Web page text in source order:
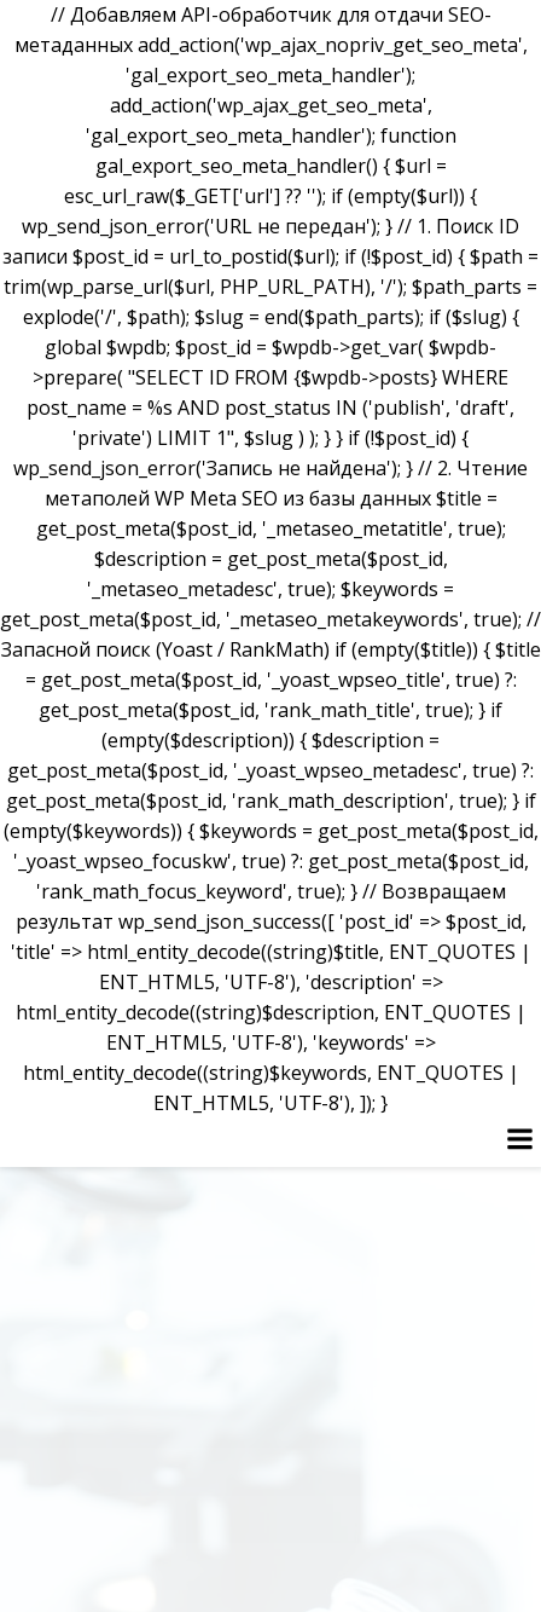
// Добавляем API-обработчик для отдачи SEO-
метаданных add_action('wp_ajax_nopriv_get_seo_meta',
'gal_export_seo_meta_handler');
add_action('wp_ajax_get_seo_meta',
'gal_export_seo_meta_handler'); function
gal_export_seo_meta_handler() { $url =
esc_url_raw($_GET['url'] ?? ''); if (empty($url)) {
wp_send_json_error('URL не передан'); } // 1. Поиск ID
записи $post_id = url_to_postid($url); if (!$post_id) { $path =
trim(wp_parse_url($url, PHP_URL_PATH), '/'); $path_parts =
explode('/', $path); $slug = end($path_parts); if ($slug) {
global $wpdb; $post_id = $wpdb->get_var( $wpdb-
>prepare( "SELECT ID FROM {$wpdb->posts} WHERE
post_name = %s AND post_status IN ('publish', 'draft',
'private') LIMIT 1", $slug ) ); } } if (!$post_id) {
wp_send_json_error('Запись не найдена'); } // 2. Чтение
метаполей WP Meta SEO из базы данных $title =
get_post_meta($post_id, '_metaseo_metatitle', true);
$description = get_post_meta($post_id,
'_metaseo_metadesc', true); $keywords =
get_post_meta($post_id, '_metaseo_metakeywords', true); //
Запасной поиск (Yoast / RankMath) if (empty($title)) { $title
= get_post_meta($post_id, '_yoast_wpseo_title', true) ?:
get_post_meta($post_id, 'rank_math_title', true); } if
(empty($description)) { $description =
get_post_meta($post_id, '_yoast_wpseo_metadesc', true) ?:
get_post_meta($post_id, 'rank_math_description', true); } if
(empty($keywords)) { $keywords = get_post_meta($post_id,
'_yoast_wpseo_focuskw', true) ?: get_post_meta($post_id,
'rank_math_focus_keyword', true); } // Возвращаем
результат wp_send_json_success([ 'post_id' => $post_id,
'title' => html_entity_decode((string)$title, ENT_QUOTES |
ENT_HTML5, 'UTF-8'), 'description' =>
html_entity_decode((string)$description, ENT_QUOTES |
ENT_HTML5, 'UTF-8'), 'keywords' =>
html_entity_decode((string)$keywords, ENT_QUOTES |
ENT_HTML5, 'UTF-8'), ]); }